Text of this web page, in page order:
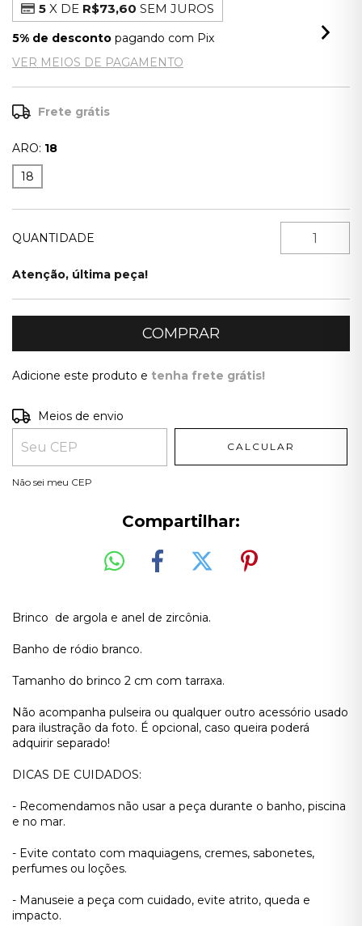
5 X DE R$73,60 SEM JUROS
5% de desconto pagando com Pix
VER MEIOS DE PAGAMENTO
Frete grátis
ARO: 18
18
QUANTIDADE
Atenção, última peça!
Adicione este produto e tenha frete grátis!
Entregas para o CEP:
Meios de envio
CALCULAR
Não sei meu CEP
Compartilhar:
Brinco de argola e anel de zircônia.
Banho de ródio branco.
Tamanho do brinco 2 cm com tarraxa.
Não acompanha pulseira ou qualquer outro acessório usado
para ilustração da foto. É opcional, caso queira poderá
adquirir separado!
DICAS DE CUIDADOS:
- Recomendamos não usar a peça durante o banho, piscina
e no mar.
- Evite contato com maquiagens, cremes, sabonetes,
perfumes ou loções.
- Manuseie a peça com cuidado, evite atrito, queda e
impacto.